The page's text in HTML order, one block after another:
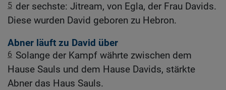
5 der sechste: Jitream, von Egla, der Frau Davids.
Diese wurden David geboren zu Hebron.
Abner läuft zu David über
6 Solange der Kampf währte zwischen dem
Hause Sauls und dem Hause Davids, stärkte
Abner das Haus Sauls.